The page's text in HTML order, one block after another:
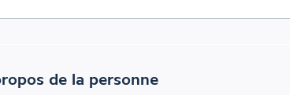
de la personne